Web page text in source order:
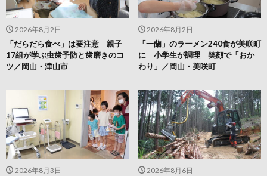
2026年8月6日
2026年8月3日
2026年8月2日
「一蘭」のラーメン240食が美咲町
に 小学生が調理 笑顔で「おか
わり」／岡山・美咲町
2026年8月2日
「だらだら食べ」は要注意 親子
17組が学ぶ虫歯予防と歯磨きのコ
ツ／岡山・津山市